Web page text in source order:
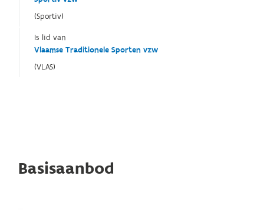
(Sportiv)
Is lid van
Vlaamse Traditionele Sporten vzw
(VLAS)
Basisaanbod